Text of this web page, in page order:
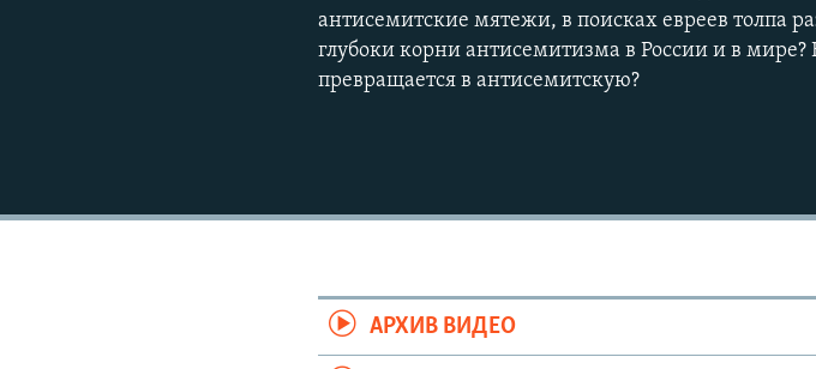
антисемитские мятежи, в поисках евреев толпа
глубоки корни антисемитизма в России и в мире?
превращается в антисемитскую?
АРХИВ ВИДЕО